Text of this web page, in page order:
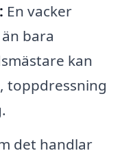
En vacker
bara
kan
toppdressning
det handlar